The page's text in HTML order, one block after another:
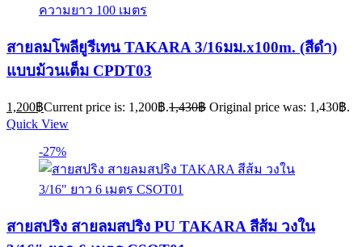
สายลมโพลียูรีเทน TAKARA 3/16มม.x100m. (สีดำ)
แบบม้วนเต็ม CPDT03
1,200฿Current price is: 1,200฿.1,430฿ Original price was: 1,430฿.
Quick View
-27%
สายสปริง สายลมสปริง PU TAKARA สีส้ม วงใน